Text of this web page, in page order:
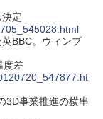
定
BBC。ウィンブ
度差
3D事業推進の横串